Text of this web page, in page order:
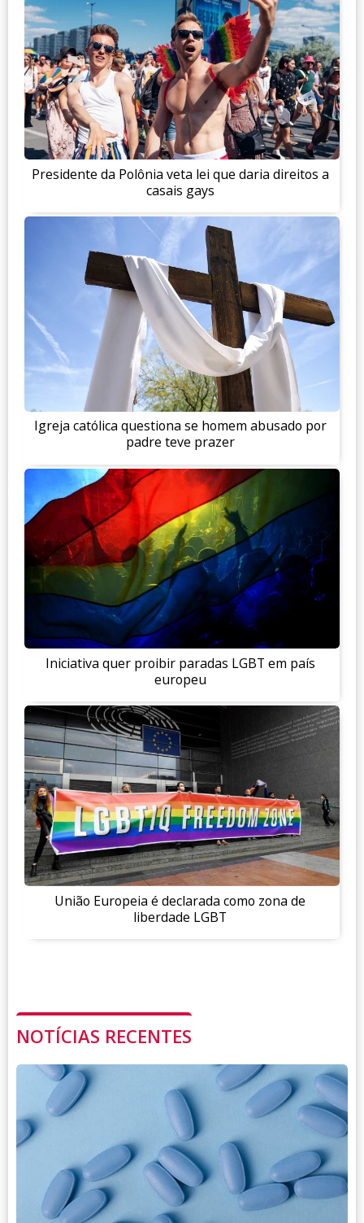
Presidente da Polônia veta lei que daria direitos a
casais gays
Igreja católica questiona se homem abusado por
padre teve prazer
Iniciativa quer proibir paradas LGBT em país
europeu
União Europeia é declarada como zona de
liberdade LGBT
NOTÍCIAS RECENTES